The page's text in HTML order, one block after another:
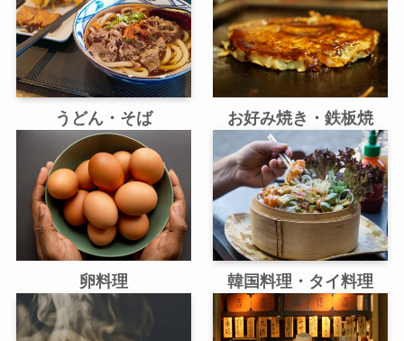
うどん・そば お好み焼き・鉄板焼
卵料理 韓国料理・タイ料理